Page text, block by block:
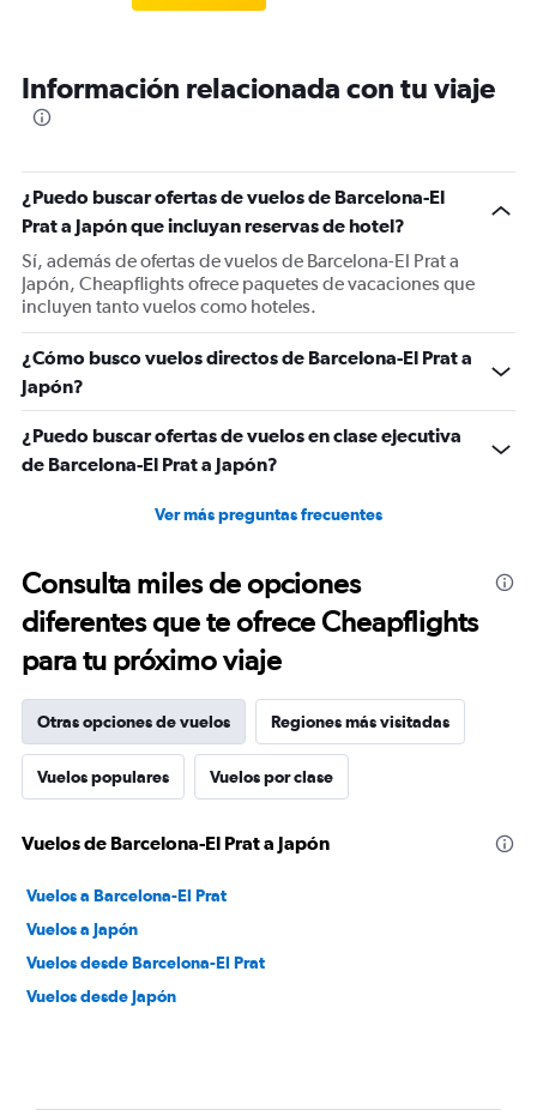
Información relacionada con tu viaje
¿Puedo buscar ofertas de vuelos de Barcelona-El
Prat a Japón que incluyan reservas de hotel?
Sí, además de ofertas de vuelos de Barcelona-El Prat a
Japón, Cheapflights ofrece paquetes de vacaciones que
incluyen tanto vuelos como hoteles.
¿Cómo busco vuelos directos de Barcelona-El Prat a
Japón?
¿Puedo buscar ofertas de vuelos en clase ejecutiva
de Barcelona-El Prat a Japón?
Ver más preguntas frecuentes
Consulta miles de opciones
diferentes que te ofrece Cheapflights
para tu próximo viaje
Otras opciones de vuelos Regiones más visitadas
Vuelos populares Vuelos por clase
Vuelos de Barcelona-El Prat a Japón
Vuelos a Barcelona-El Prat
Vuelos a Japón
Vuelos desde Barcelona-El Prat
Vuelos desde Japón